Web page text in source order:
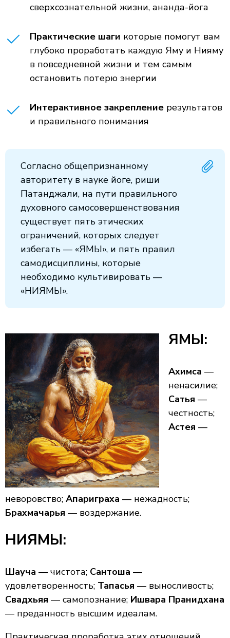
сверхсознательной жизни, ананда-йога
Практические шаги которые помогут вам
глубоко проработать каждую Яму и Нияму
в повседневной жизни и тем самым
остановить потерю энергии
Интерактивное закрепление результатов
и правильного понимания
Согласно общепризнанному
авторитету в науке йоге, риши
Патанджали, на пути правильного
духовного самосовершенствования
существует пять этических
ограничений, которых следует
избегать — «ЯМЫ», и пять правил
самодисциплины, которые
необходимо культивировать —
«НИЯМЫ».
ЯМЫ:
Ахимса —
ненасилие;
Сатья —
честность;
Астея —
неворовство; Апариграха — нежадность;
Брахмачарья — воздержание.
НИЯМЫ:
Шауча — чистота; Сантоша —
удовлетворенность; Тапасья — выносливость;
Свадхьяя — самопознание; Ишвара Пранидхана
— преданность высшим идеалам.